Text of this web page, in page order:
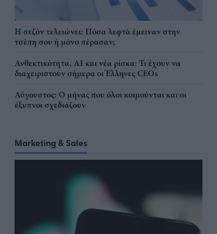
Η σεζόν τελειώνει: Πόσα λεφτά έμειναν στην
τσέπη σου ή μόνο πέρασαν;
Ανθεκτικότητα, AI και νέα ρίσκα: Τι έχουν να
διαχειριστούν σήμερα οι Έλληνες CEOs
Αύγουστος: Ο μήνας που όλοι κοιμούνται και οι
έξυπνοι σχεδιάζουν
Marketing & Sales